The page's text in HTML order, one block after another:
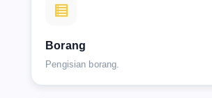
Borang
Pengisian borang.